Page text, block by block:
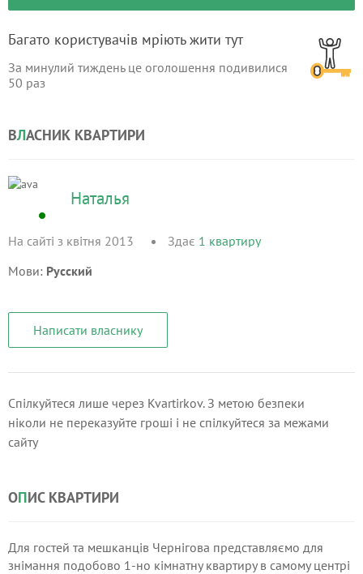
Багато користувачів мріють жити тут
За минулий тиждень це оголошення подивилися
50 раз
ВЛАСНИК КВАРТИРИ
Наталья
На сайті з квітня 2013 Здає 1 квартиру
Мови: Русский
Написати власнику
Спілкуйтеся лише через Kvartirkov. З метою безпеки
ніколи не переказуйте гроші і не спілкуйтеся за межами
сайту
ОПИС КВАРТИРИ
Для гостей та мешканців Чернігова представляємо для
знімання подобово 1-но кімнатну квартиру в самому центрі